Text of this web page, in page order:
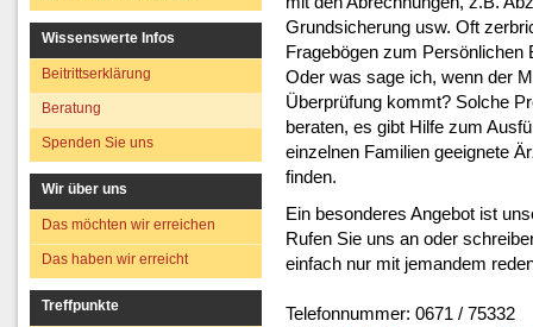
Wissenswerte Infos
Beitrittserklärung
Beratung
Spenden Sie uns
Wir über uns
Das möchten wir erreichen
Das haben wir erreicht
Treffpunkte
Grundsicherung usw. Oft
Fragebögen zum Persönlichen
Oder was sage ich, wenn der
Überprüfung kommt? Solche
beraten, es gibt Hilfe zum
einzelnen Familien geeignete
finden.
Ein besonderes Angebot ist
Rufen Sie uns an oder
einfach nur mit jemandem
Telefonnummer: 0671 / 75332